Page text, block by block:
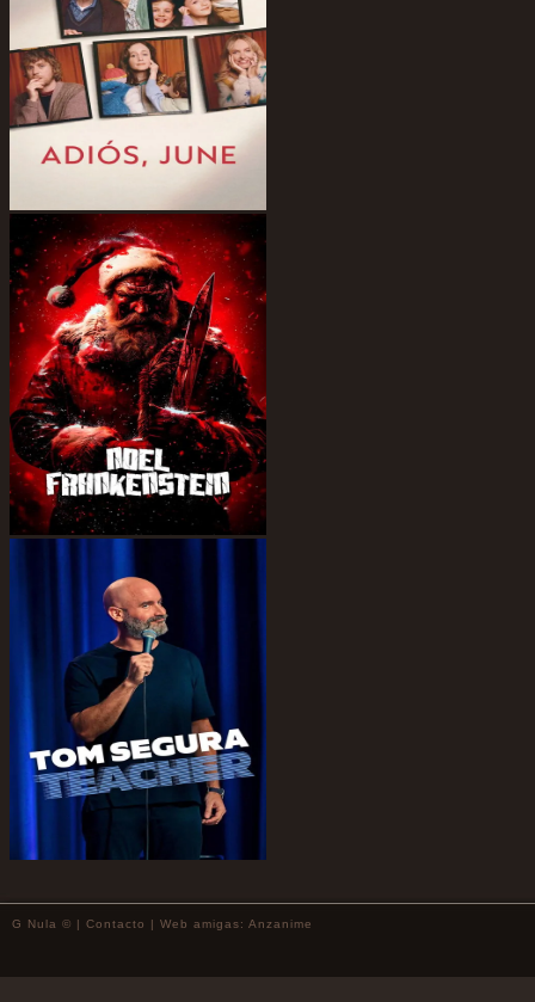
G Nula © | Contacto | Web amigas: Anzanime